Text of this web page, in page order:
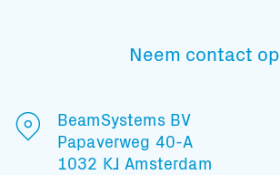
Neem contact op
BeamSystems BV
Papaverweg 40-A
1032 KJ Amsterdam
En blijf op de hoogte